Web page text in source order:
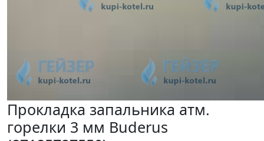
Прокладка запальника атм.
горелки 3 мм Buderus